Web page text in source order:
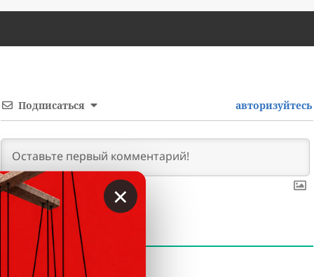
Подписаться авторизуйтесь
КОММЕНТАРИЕВ
×